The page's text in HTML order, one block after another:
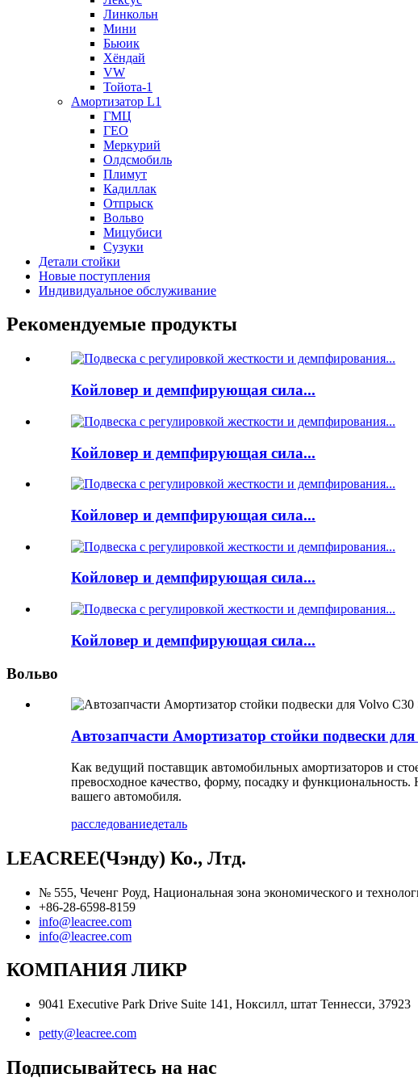
Линкольн
Мини
Бьюик
Хёндай
VW
Тойота-1
Амортизатор L1
ГМЦ
ГЕО
Меркурий
Олдсмобиль
Плимут
Кадиллак
Отпрыск
Вольво
Мицубиси
Сузуки
Детали стойки
Новые поступления
Индивидуальное обслуживание
Рекомендуемые продукты
Койловер и демпфирующая сила...
Койловер и демпфирующая сила...
Койловер и демпфирующая сила...
Койловер и демпфирующая сила...
Койловер и демпфирующая сила...
Вольво
Автозапчасти Амортизатор стойки подвески
Как ведущий поставщик автомобильных амортизаторов и
превосходное качество, форму, посадку и
вашего автомобиля.
расследованиедеталь
LEACREE(Чэнду) Ко., Лтд.
№ 555, Чеченг Роуд, Национальная зона экономического и
+86-28-6598-8159
info@leacree.com
info@leacree.com
КОМПАНИЯ ЛИКР
9041 Executive Park Drive Suite 141, Ноксилл, штат Теннесси, 37923
petty@leacree.com
Подписывайтесь на нас